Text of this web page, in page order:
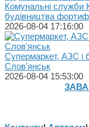
Комунальні служби
будівництва
2026-08-04 17:16:00
Супермаркет, АЗС і
Слов’янськ
2026-08-04 15:53:00